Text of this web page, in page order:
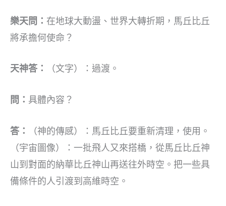
樂天問： 在地球大動盪、世界大轉折期，馬丘比丘
將承擔何使命？
天神答： （文字）：過渡。
問： 具體內容？
答：
（神的傳感）：馬丘比丘要重新清理，使用。
（宇宙圖像）：一批飛人又來搭橋，從馬丘比丘神
山到對面的納華比丘神山再送往外時空。把一些具
備條件的人引渡到高維時空。